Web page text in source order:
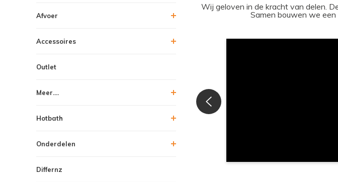
Afvoer
Accessoires
Outlet
Meer....
Hotbath
Onderdelen
Differnz
Wij geloven in de kracht van delen.
Samen bouwen we een